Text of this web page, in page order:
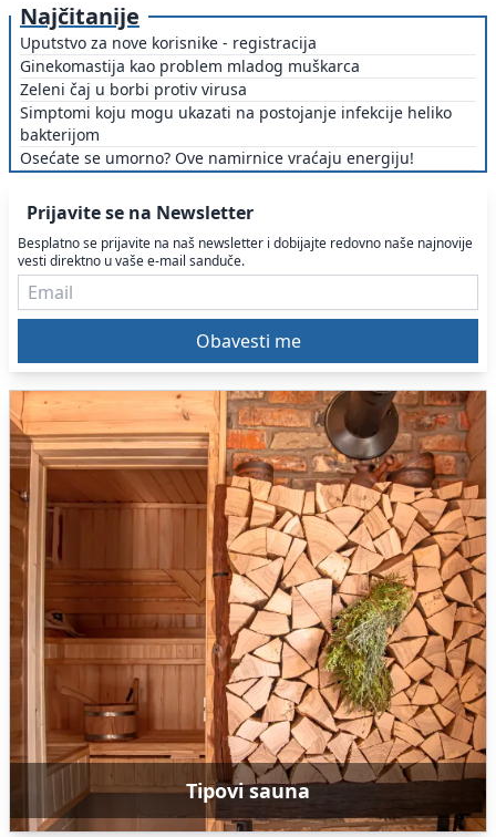
Najčitanije
Uputstvo za nove korisnike - registracija
Ginekomastija kao problem mladog muškarca
Zeleni čaj u borbi protiv virusa
Simptomi koju mogu ukazati na postojanje infekcije heliko
bakterijom
Osećate se umorno? Ove namirnice vraćaju energiju!
Prijavite se na Newsletter
Besplatno se prijavite na naš newsletter i dobijajte redovno naše najnovije
vesti direktno u vaše e-mail sanduče.
Tipovi sauna